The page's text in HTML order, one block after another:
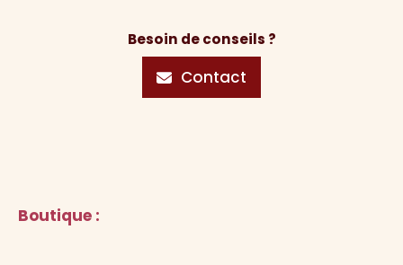
Besoin de conseils ?
Contact
Boutique :